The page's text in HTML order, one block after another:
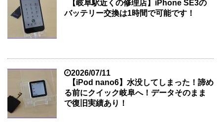
【岐阜駅近くの修理店】iPhone SE3の
バッテリー交換は1時間で可能です！
2026/07/11
【iPod nano6】水没してしまった！諦め
る前にクイック岐阜へ！データそのまま
で復旧実績あり！